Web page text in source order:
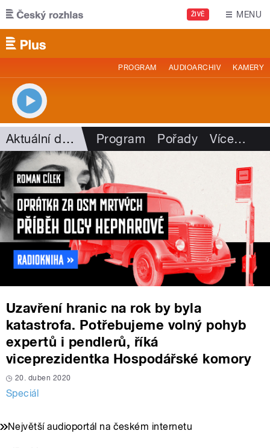
Přejít k hlavnímu obsahu
ŽIVĚ MENU
PROGRAM AUDIOARCHIV KAMERY
Aktuální dění Program Pořady Více…
Uzavření hranic na rok by byla
katastrofa. Potřebujeme volný pohyb
expertů i pendlerů, říká
viceprezidentka Hospodářské komory
20. duben 2020
Speciál
Největší audioportál na českém internetu